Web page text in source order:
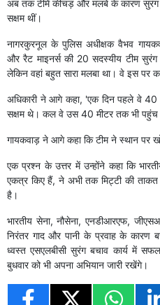
अब तक टीमें कीचड़ और मलबे के कारण
सक्षम थीं।
नागरकुरनूल के पुलिस अधीक्षक वैभव
और रैट माइनर्स की 20 सदस्यीय टीम
लेकिन वहां बहुत सारा मलबा था। वे इस
अधिकारी ने आगे कहा, 'एक दिन पहले वे
सक्षम थे। कल वे उस 40 मीटर तक भी पहुंच
गायकवाड़ ने आगे कहा कि टीम ने स्थान पर
एक प्रश्न के उत्तर में उन्होंने कहा कि
एकत्र किए हैं, ने अभी तक मिट्टी की ताकत
है।
भारतीय सेना, नौसेना, एनडीआरएफ,
निरंतर गाद और पानी के प्रवाह के कारण
ध्वस्त एसएलबीसी सुरंग बचाव कार्य में
बुधवार को भी अपना अभियान जारी रखेंगे।